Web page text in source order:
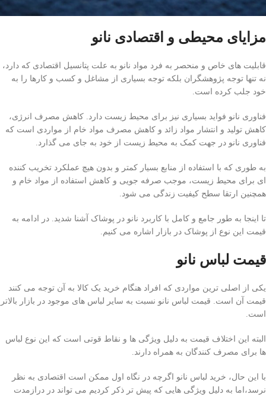
مزایای محیطی و اقتصادی نانو
قابلیت های خاص و منحصر به فرد مواد نانو به علت پتانسیل اقتصادی که دارد،
نه تنها توجه پژوهشگران بلکه توجه بسیاری از مشاغل و کسب و کارها را به
خود جلب کرده است.
فناوری نانو فواید بسیاری نیز برای محیط زیست دارد. کاهش مصرف انرژی،
کاهش تولید و انتشار مواد زائد و کاهش مصرف مواد خام از مواردی است که
فناوری نانو در جهت کمک به محیط زیست از خود به جای می گذارد.
به طوری که با استفاده از منابع بسیار کمتر و بدون هیچ عملکرد تخریب کننده
ای برای محیط زیست، موجب صرفه جویی و کاهش استفاده از مواد خام و
همچنین ارتقا سطح کیفیت زندگی می شود.
تا اینجا به طور جامع و کامل با کاربرد نانو در پوشاک آشنا شدید. در ادامه به
قیمت این نوع از پوشاک در بازار اشاره می کنیم.
قیمت لباس نانو
یکی از اصلی ترین مواردی که افراد هنگام خرید یک کالا به آن توجه می کنند
قیمت آن است. قیمت لباس نانو نسبت به سایر لباس های موجود در بازار بالاتر
است.
البته این اختلاف قیمت به دلیل ویژگی ها و نقاط قوتی است که این نوع لباس
ها برای مصرف کنندگان به همراه دارند.
با این حال، خرید لباس نانو اگرچه در نگاه اول ممکن است اقتصادی به نظر
نرسد، اما به دلیل ویژگی هایی که پیش تر ذکر کردیم می تواند در درازمدت